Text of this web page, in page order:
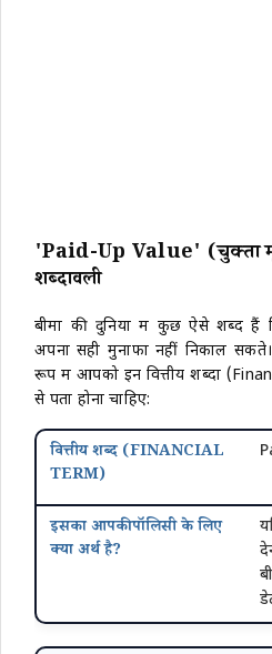
'Paid-Up Value' (चुक्ता
शब्दावली
बीमा की दुनिया में कुछ ऐसे शब्द हैं
अपना सही मुनाफा नहीं निकाल
रूप में आपको इन वित्तीय शब्दों
से पता होना चाहिए: